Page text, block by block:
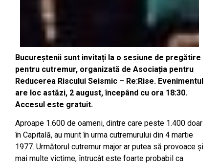
Bucureștenii sunt invitați la o sesiune de pregătire
pentru cutremur, organizată de Asociația pentru
Reducerea Riscului Seismic – Re:Rise. Evenimentul
are loc astăzi, 2 august, începând cu ora 18:30.
Accesul este gratuit.
Aproape 1.600 de oameni, dintre care peste 1.400 doar
în Capitală, au murit în urma cutremurului din 4 martie
1977. Următorul cutremur major ar putea să provoace și
mai multe victime, întrucât este foarte probabil ca